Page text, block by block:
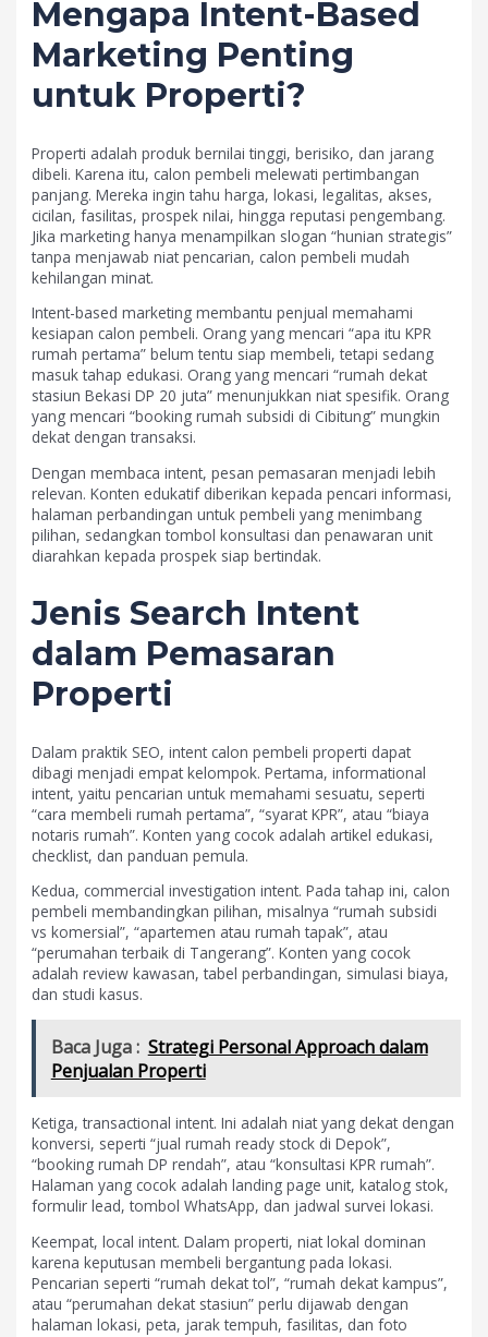
Mengapa Intent-Based
Marketing Penting
untuk Properti?
Properti adalah produk bernilai tinggi, berisiko, dan jarang
dibeli. Karena itu, calon pembeli melewati pertimbangan
panjang. Mereka ingin tahu harga, lokasi, legalitas, akses,
cicilan, fasilitas, prospek nilai, hingga reputasi pengembang.
Jika marketing hanya menampilkan slogan “hunian strategis”
tanpa menjawab niat pencarian, calon pembeli mudah
kehilangan minat.
Intent-based marketing membantu penjual memahami
kesiapan calon pembeli. Orang yang mencari “apa itu KPR
rumah pertama” belum tentu siap membeli, tetapi sedang
masuk tahap edukasi. Orang yang mencari “rumah dekat
stasiun Bekasi DP 20 juta” menunjukkan niat spesifik. Orang
yang mencari “booking rumah subsidi di Cibitung” mungkin
dekat dengan transaksi.
Dengan membaca intent, pesan pemasaran menjadi lebih
relevan. Konten edukatif diberikan kepada pencari informasi,
halaman perbandingan untuk pembeli yang menimbang
pilihan, sedangkan tombol konsultasi dan penawaran unit
diarahkan kepada prospek siap bertindak.
Jenis Search Intent
dalam Pemasaran
Properti
Dalam praktik SEO, intent calon pembeli properti dapat
dibagi menjadi empat kelompok. Pertama, informational
intent, yaitu pencarian untuk memahami sesuatu, seperti
“cara membeli rumah pertama”, “syarat KPR”, atau “biaya
notaris rumah”. Konten yang cocok adalah artikel edukasi,
checklist, dan panduan pemula.
Kedua, commercial investigation intent. Pada tahap ini, calon
pembeli membandingkan pilihan, misalnya “rumah subsidi
vs komersial”, “apartemen atau rumah tapak”, atau
“perumahan terbaik di Tangerang”. Konten yang cocok
adalah review kawasan, tabel perbandingan, simulasi biaya,
dan studi kasus.
Baca Juga : Strategi Personal Approach dalam
Penjualan Properti
Ketiga, transactional intent. Ini adalah niat yang dekat dengan
konversi, seperti “jual rumah ready stock di Depok”,
“booking rumah DP rendah”, atau “konsultasi KPR rumah”.
Halaman yang cocok adalah landing page unit, katalog stok,
formulir lead, tombol WhatsApp, dan jadwal survei lokasi.
Keempat, local intent. Dalam properti, niat lokal dominan
karena keputusan membeli bergantung pada lokasi.
Pencarian seperti “rumah dekat tol”, “rumah dekat kampus”,
atau “perumahan dekat stasiun” perlu dijawab dengan
halaman lokasi, peta, jarak tempuh, fasilitas, dan foto